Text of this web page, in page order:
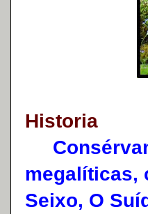
Historia
megalíticas,
Seixo, O